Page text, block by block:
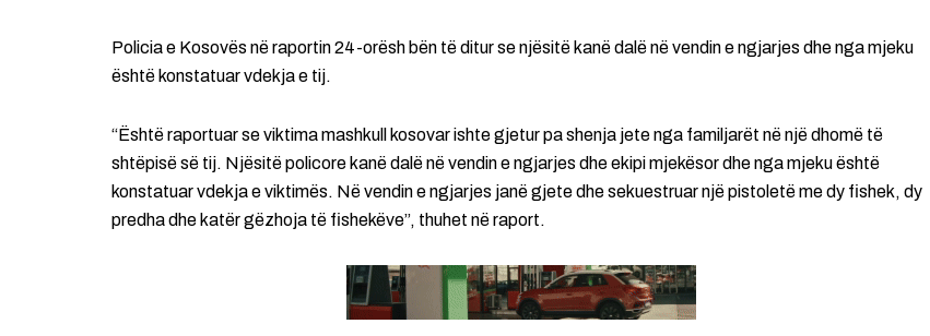
Policia e Kosovës në raportin 24-orësh bën të ditur se njësitë kanë dalë në vendin e ngjarjes dhe nga mjeku
është konstatuar vdekja e tij.
“Është raportuar se viktima mashkull kosovar ishte gjetur pa shenja jete nga familjarët në një dhomë të
shtëpisë së tij. Njësitë policore kanë dalë në vendin e ngjarjes dhe ekipi mjekësor dhe nga mjeku është
konstatuar vdekja e viktimës. Në vendin e ngjarjes janë gjete dhe sekuestruar një pistoletë me dy fishek, dy
predha dhe katër gëzhoja të fishekëve”, thuhet në raport.